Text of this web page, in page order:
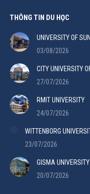
THÔNG TIN DU HỌC
UNIVERSITY OF
03/08/2026
CITY UNIVERSITY
27/07/2026
RMIT UNIVERSITY
24/07/2026
WITTENBORG
23/07/2026
GISMA
20/07/2026